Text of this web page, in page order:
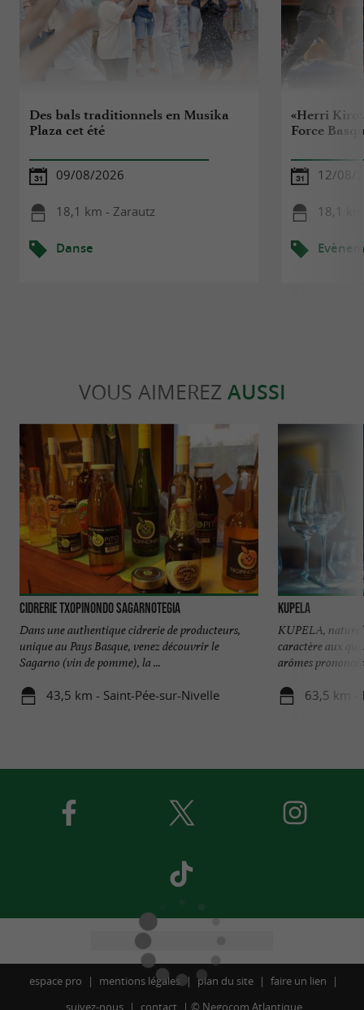
Des bals traditionnels en Musika
Plaza cet été
09/08/2026
18,1 km - Zarautz
Danse
«Herri
Force
12/08/
18,1
VOUS AIMEREZ AUSSI
Cidrerie Txopinondo Sagarnotegia
Dans une authentique cidrerie de producteurs,
unique au Pays Basque, venez découvrir le
Sagarno (vin de pomme), la ...
43,5 km - Saint-Pée-sur-Nivelle
Kupela
KUPELA,
caractère aux
arômes
63,5 km -
espace pro mentions légales plan du site
faire un lien